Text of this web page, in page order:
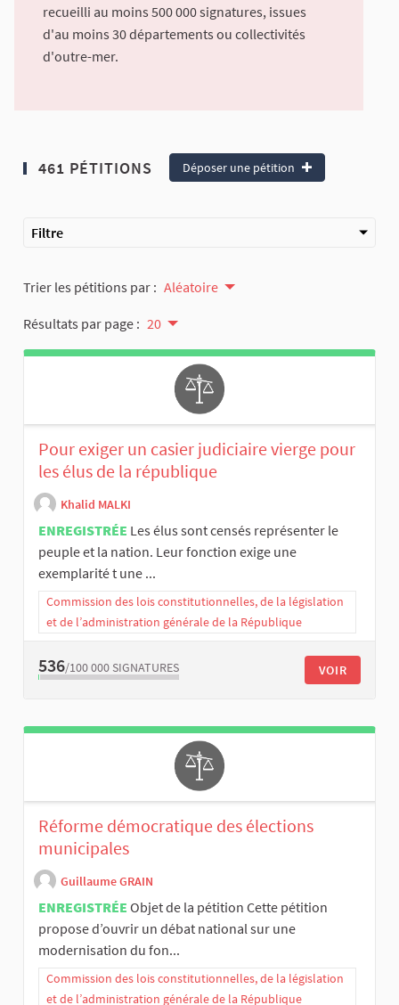
recueilli au moins 500 000 signatures, issues
d'au moins 30 départements ou collectivités
d'outre-mer.
461 PÉTITIONS Déposer une pétition
Filtre
Trier les pétitions par : Aléatoire
Résultats par page : 20
Pour exiger un casier judiciaire vierge pour
les élus de la république
Khalid MALKI
ENREGISTRÉE Les élus sont censés représenter le
peuple et la nation. Leur fonction exige une
exemplarité t une ...
Commission des lois constitutionnelles, de la législation
et de l’administration générale de la République
536/100 000 SIGNATURES VOIR
Réforme démocratique des élections
municipales
Guillaume GRAIN
ENREGISTRÉE Objet de la pétition Cette pétition
propose d’ouvrir un débat national sur une
modernisation du fon...
Commission des lois constitutionnelles, de la législation
et de l’administration générale de la République